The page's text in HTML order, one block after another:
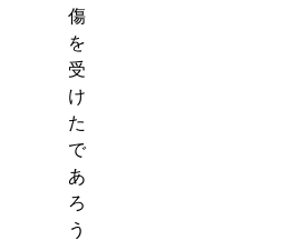
傷
を
受
け
た
で
あ
ろ
う